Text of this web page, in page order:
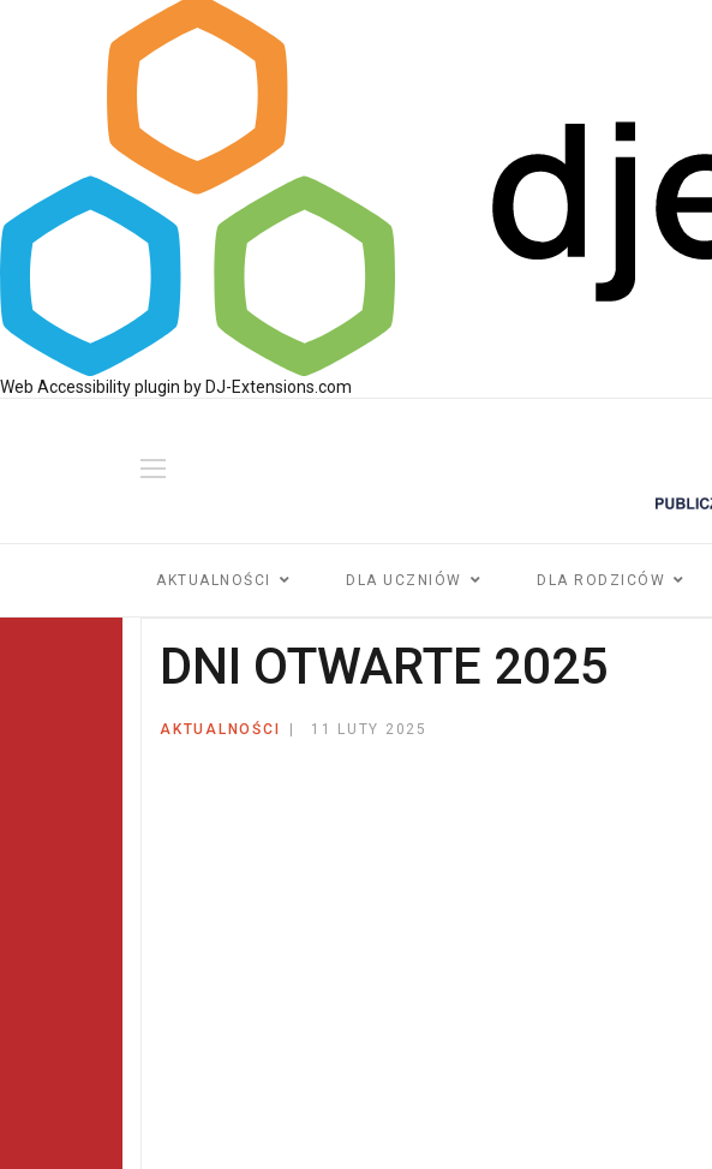
Web Accessibility plugin by DJ-Extensions.com
AKTUALNOŚCI DLA UCZNIÓW DLA RODZICÓW
DNI OTWARTE 2025
AKTUALNOŚCI 11 LUTY 2025